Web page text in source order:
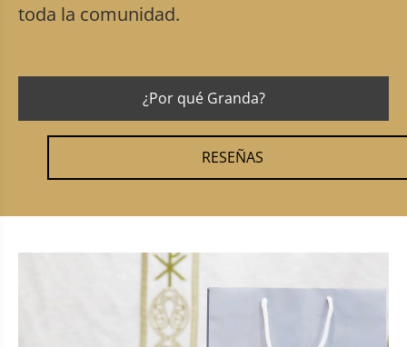
toda la comunidad.
¿Por qué Granda?
RESEÑAS